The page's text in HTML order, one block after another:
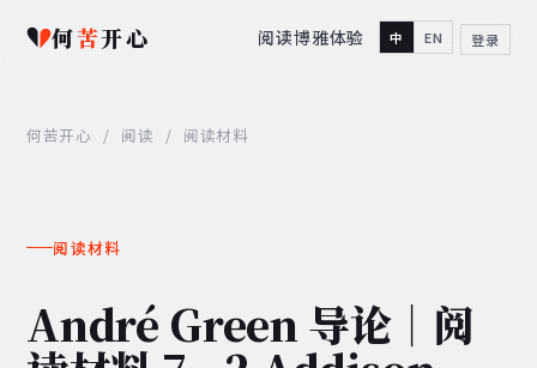
何苦开心 阅读博雅体验 中 EN 登录
何苦开心 / 阅读 / 阅读材料
阅读材料
André Green 导论｜阅